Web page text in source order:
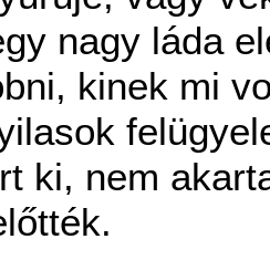
nagy láda
kinek mi
ki, nem